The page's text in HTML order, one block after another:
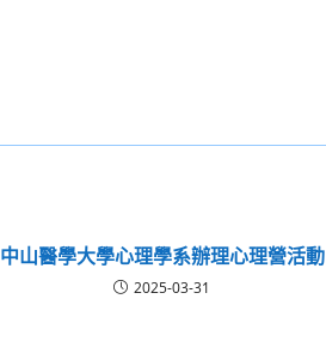
中山醫學大學心理學系辦理心理營活動
2025-03-31